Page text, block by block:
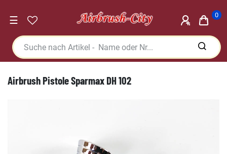
☰ 0
Airbrush Pistole Sparmax DH 102